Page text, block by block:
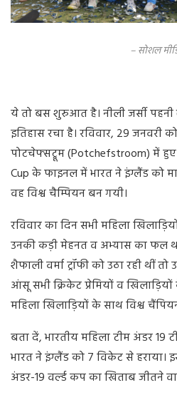
फोटो
– सोशल
ये तो बस शुरुआत है। नीली जर्सी पहनी
इतिहास रचा है। रविवार, 29 जनवरी
पोटचेफ्सट्रूम (Potchefstroom) में हुए
Cup के फाइनल में भारत ने इंग्लैंड को
वह विश्व चैम्पियन बन गयी।
रविवार का दिन सभी महिला
उनकी कड़ी मेहनत व अभ्यास का फल
शैफाली वर्मा ट्रॉफी को उठा रही थीं
आंसू सभी क्रिकेट प्रेमियों व
महिला खिलाड़ियों के साथ विश्व
बता दें, भारतीय महिला टीम अंडर 19
भारत ने इंग्लैंड को 7 विकेट से हराया।
अंडर-19 वर्ल्ड कप का खिताब जीतने